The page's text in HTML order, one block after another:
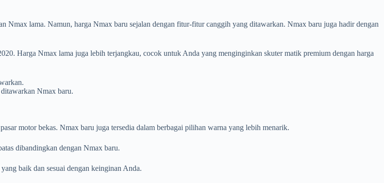
Nmax lama. Namun, harga Nmax baru sejalan dengan fitur-fitur canggih yang ditawarkan. Nmax baru juga hadir dengan
Harga Nmax lama juga lebih terjangkau, cocok untuk Anda yang menginginkan skuter matik premium dengan harga
Nmax baru.
motor bekas. Nmax baru juga tersedia dalam berbagai pilihan warna yang lebih menarik.
dibandingkan dengan Nmax baru.
baik dan sesuai dengan keinginan Anda.